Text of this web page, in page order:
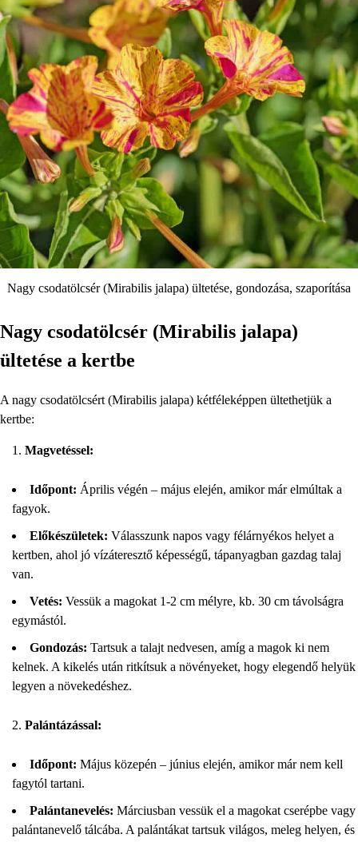
Nagy csodatölcsér (Mirabilis jalapa) ültetése, gondozása, szaporítása
Nagy csodatölcsér (Mirabilis jalapa)
ültetése a kertbe
A nagy csodatölcsért (Mirabilis jalapa) kétféleképpen ültethetjük a
kertbe:
Magvetéssel:
Időpont: Április végén – május elején, amikor már elmúltak a
fagyok.
Előkészületek: Válasszunk napos vagy félárnyékos helyet a
kertben, ahol jó vízáteresztő képességű, tápanyagban gazdag talaj
van.
Vetés: Vessük a magokat 1-2 cm mélyre, kb. 30 cm távolságra
egymástól.
Gondozás: Tartsuk a talajt nedvesen, amíg a magok ki nem
kelnek. A kikelés után ritkítsuk a növényeket, hogy elegendő helyük
legyen a növekedéshez.
Palántázással:
Időpont: Május közepén – június elején, amikor már nem kell
fagytól tartani.
Palántanevelés: Márciusban vessük el a magokat cserépbe vagy
palántanevelő tálcába. A palántákat tartsuk világos, meleg helyen, és